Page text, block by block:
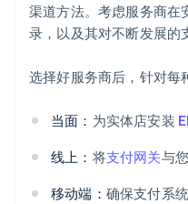
渠道方法。考虑服务商在
录，以及其对不断发展的
选择好服务商后，针对每
当面： 为实体店安装
线上： 将支付网关与
移动端： 确保支付系